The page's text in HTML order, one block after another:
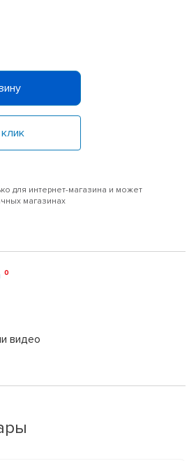
для интернет-магазина и может
магазинах
видео